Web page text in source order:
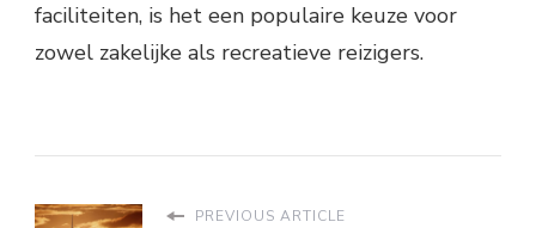
faciliteiten, is het een populaire keuze voor
zowel zakelijke als recreatieve reizigers.
PREVIOUS ARTICLE